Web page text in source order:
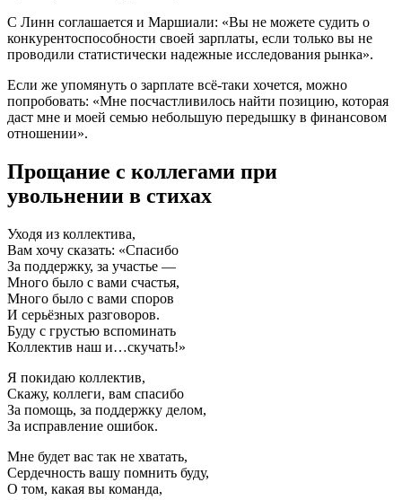
С Линн соглашается и Маршиали: «Вы не можете судить о
конкурентоспособности своей зарплаты, если только вы не
проводили статистически надежные исследования рынка».
Если же упомянуть о зарплате всё-таки хочется, можно
попробовать: «Мне посчастливилось найти позицию, которая
даст мне и моей семью небольшую передышку в финансовом
отношении».
Прощание с коллегами при
увольнении в стихах
Уходя из коллектива,
Вам хочу сказать: «Спасибо
За поддержку, за участье —
Много было с вами счастья,
Много было с вами споров
И серьёзных разговоров.
Буду с грустью вспоминать
Коллектив наш и…скучать!»
Я покидаю коллектив,
Скажу, коллеги, вам спасибо
За помощь, за поддержку делом,
За исправление ошибок.
Мне будет вас так не хватать,
Сердечность вашу помнить буду,
О том, какая вы команда,